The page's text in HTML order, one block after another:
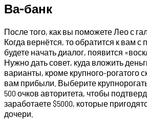
Ва-банк
После того, как вы поможете Лео с
Когда вернётся, то обратится к вам
будете начать диалог, появится
Нужно дать совет, куда вложить
варианты, кроме крупного-рогатого
вам прибыли. Выберите
500 очков авторитета, чтобы
заработаете $5000, которые
дочери.